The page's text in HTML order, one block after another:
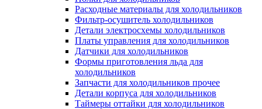
Расходные материалы для холодильников
Фильтр-осушитель холодильников
Детали электросхемы холодильников
Платы управления для холодильников
Датчики для холодильников
Формы приготовления льда для
холодильников
Запчасти для холодильников прочее
Детали корпуса для холодильников
Таймеры оттайки для холодильников